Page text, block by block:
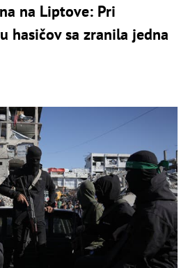
na Liptove: Pri
hasičov sa zranila jedna